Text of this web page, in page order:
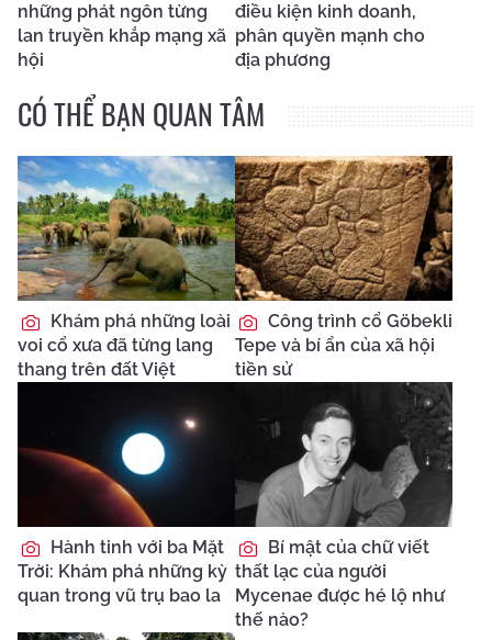
những phát ngôn từng
lan truyền khắp mạng xã
hội
điều kiện kinh doanh,
phân quyền mạnh cho
địa phương
CÓ THỂ BẠN QUAN TÂM
Khám phá những loài
voi cổ xưa đã từng lang
thang trên đất Việt
Công trình cổ Göbekli
Tepe và bí ẩn của xã hội
tiền sử
Hành tinh với ba Mặt
Trời: Khám phá những kỳ
quan trong vũ trụ bao la
Bí mật của chữ viết
thất lạc của người
Mycenae được hé lộ như
thế nào?